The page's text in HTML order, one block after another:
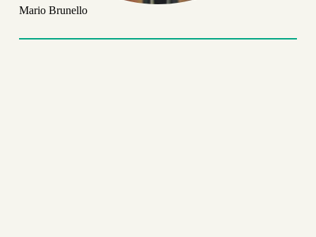
Mario Brunello